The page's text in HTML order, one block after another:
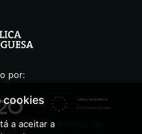
por:
cookies
a aceitar a